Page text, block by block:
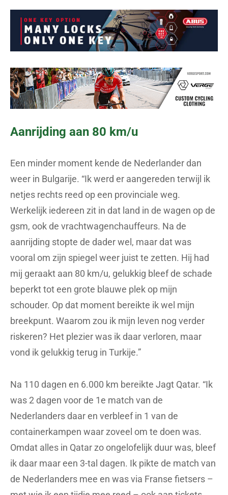
Aanrijding aan 80 km/u
Een minder moment kende de Nederlander dan
weer in Bulgarije. “Ik werd er aangereden terwijl ik
netjes rechts reed op een provinciale weg.
Werkelijk iedereen zit in dat land in de wagen op de
gsm, ook de vrachtwagenchauffeurs. Na de
aanrijding stopte de dader wel, maar dat was
vooral om zijn spiegel weer juist te zetten. Hij had
mij geraakt aan 80 km/u, gelukkig bleef de schade
beperkt tot een grote blauwe plek op mijn
schouder. Op dat moment bereikte ik wel mijn
breekpunt. Waarom zou ik mijn leven nog verder
riskeren? Het plezier was ik daar verloren, maar
vond ik gelukkig terug in Turkije.”
Na 110 dagen en 6.000 km bereikte Jagt Qatar. “Ik
was 2 dagen voor de 1e match van de
Nederlanders daar en verbleef in 1 van de
containerkampen waar zoveel om te doen was.
Omdat alles in Qatar zo ongelofelijk duur was, bleef
ik daar maar een 3-tal dagen. Ik pikte de match van
de Nederlanders mee en was via Franse fietsers –